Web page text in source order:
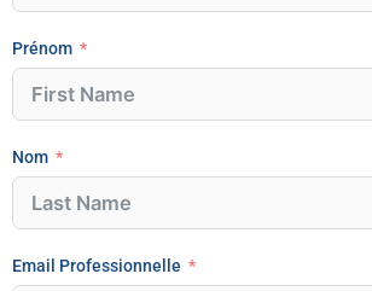
Prénom
Nom
Email Professionnelle